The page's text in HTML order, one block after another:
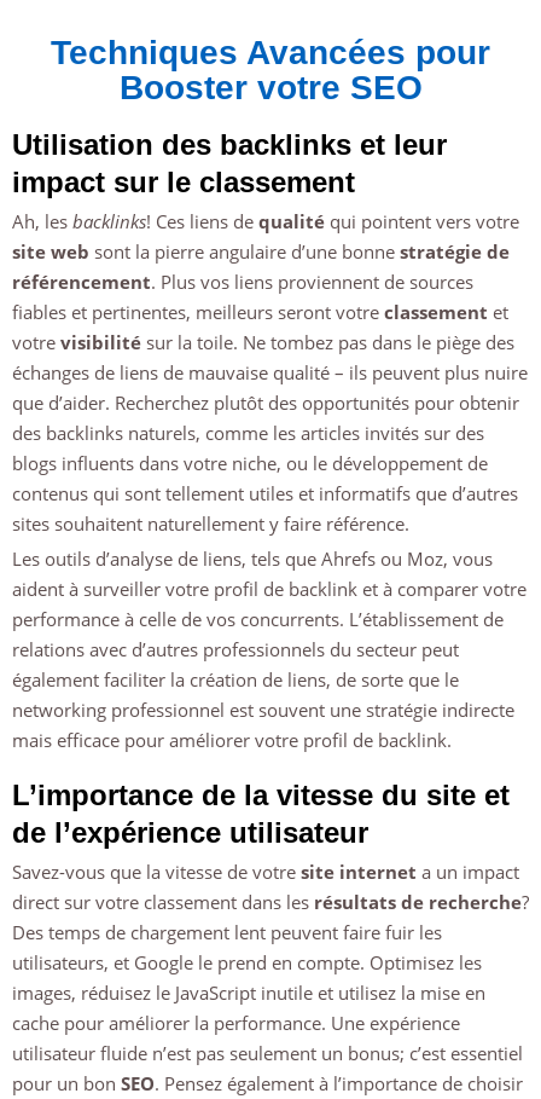
Techniques Avancées pour
Booster votre SEO
Utilisation des backlinks et leur
impact sur le classement
Ah, les backlinks! Ces liens de qualité qui pointent vers votre
site web sont la pierre angulaire d’une bonne stratégie de
référencement. Plus vos liens proviennent de sources
fiables et pertinentes, meilleurs seront votre classement et
votre visibilité sur la toile. Ne tombez pas dans le piège des
échanges de liens de mauvaise qualité – ils peuvent plus nuire
que d’aider. Recherchez plutôt des opportunités pour obtenir
des backlinks naturels, comme les articles invités sur des
blogs influents dans votre niche, ou le développement de
contenus qui sont tellement utiles et informatifs que d’autres
sites souhaitent naturellement y faire référence.
Les outils d’analyse de liens, tels que Ahrefs ou Moz, vous
aident à surveiller votre profil de backlink et à comparer votre
performance à celle de vos concurrents. L’établissement de
relations avec d’autres professionnels du secteur peut
également faciliter la création de liens, de sorte que le
networking professionnel est souvent une stratégie indirecte
mais efficace pour améliorer votre profil de backlink.
L’importance de la vitesse du site et
de l’expérience utilisateur
Savez-vous que la vitesse de votre site internet a un impact
direct sur votre classement dans les résultats de recherche?
Des temps de chargement lent peuvent faire fuir les
utilisateurs, et Google le prend en compte. Optimisez les
images, réduisez le JavaScript inutile et utilisez la mise en
cache pour améliorer la performance. Une expérience
utilisateur fluide n’est pas seulement un bonus; c’est essentiel
pour un bon SEO. Pensez également à l’importance de choisir